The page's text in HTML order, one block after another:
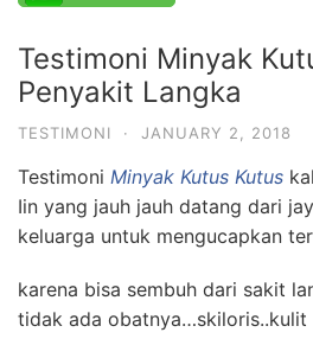
Testimoni Minyak
Penyakit Langka
TESTIMONI · JANUARY 2, 2018
Testimoni Minyak Kutus Kutus
Iin yang jauh jauh datang dari
keluarga untuk mengucapkan
karena bisa sembuh dari sakit
tidak ada